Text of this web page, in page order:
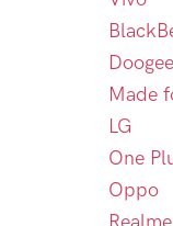
Doogee
Made
LG
One
Oppo